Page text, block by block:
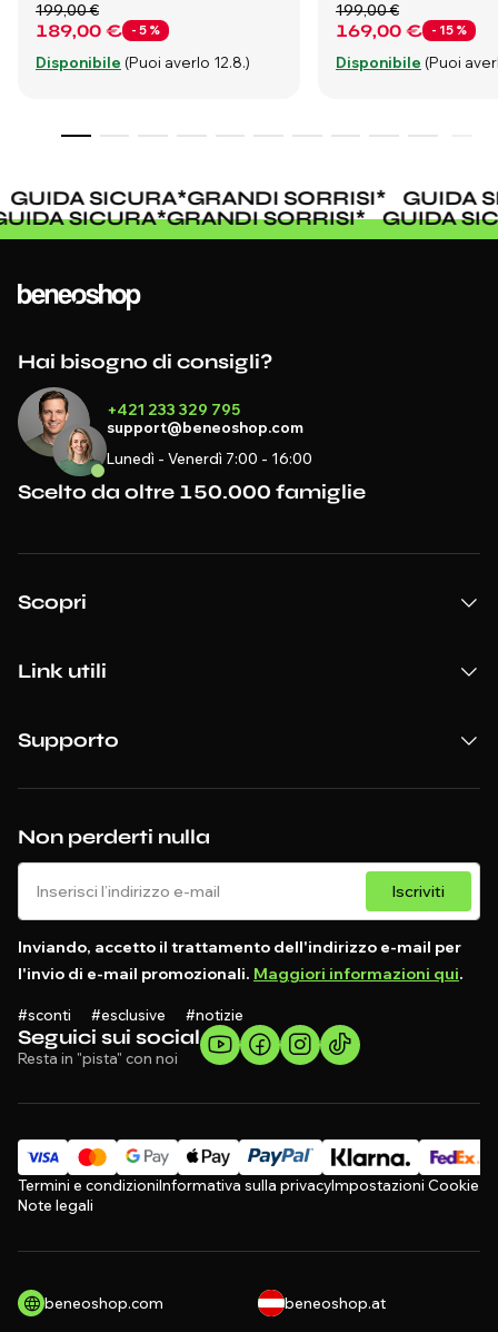
189,00 € - 5 %
199,00 €
Disponibile (Puoi averlo 12.8.)
169,00 € - 15 %
199,00 €
Disponibile (Puoi
GUIDA SICURA*GRANDI SORRISI*
GUIDA
GUIDA SICURA*GRANDI SORRISI* GUIDA
Seguici sui social
Resta in "pista" con noi
Non perderti nulla
Iscriviti
Inviando, accetto il trattamento dell'indirizzo e-mail per
l'invio di e-mail promozionali. Maggiori informazioni qui.
#sconti #esclusive #notizie
Hai bisogno di consigli?
+421 233 329 795
support@beneoshop.com
Lunedì - Venerdì 7:00 - 16:00
Scelto da oltre 150.000 famiglie
Scopri
Link utili
Supporto
Termini e condizioniInformativa sulla privacyImpostazioni Cookie
Note legali
beneoshop.com beneoshop.at